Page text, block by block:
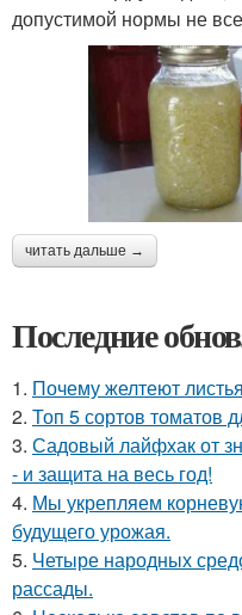
допустимой нормы не
читать дальше →
Последние
1. Почему желтеют
2. Топ 5 сортов томатов
3. Садовый лайфхак от
- и защита на весь год!
4. Мы укрепляем
будущего урожая.
5. Четыре народных
рассады.